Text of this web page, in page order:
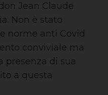
Jean Claude
Non è stato
norme anti Covid
conviviale ma
presenza di sua
a questa